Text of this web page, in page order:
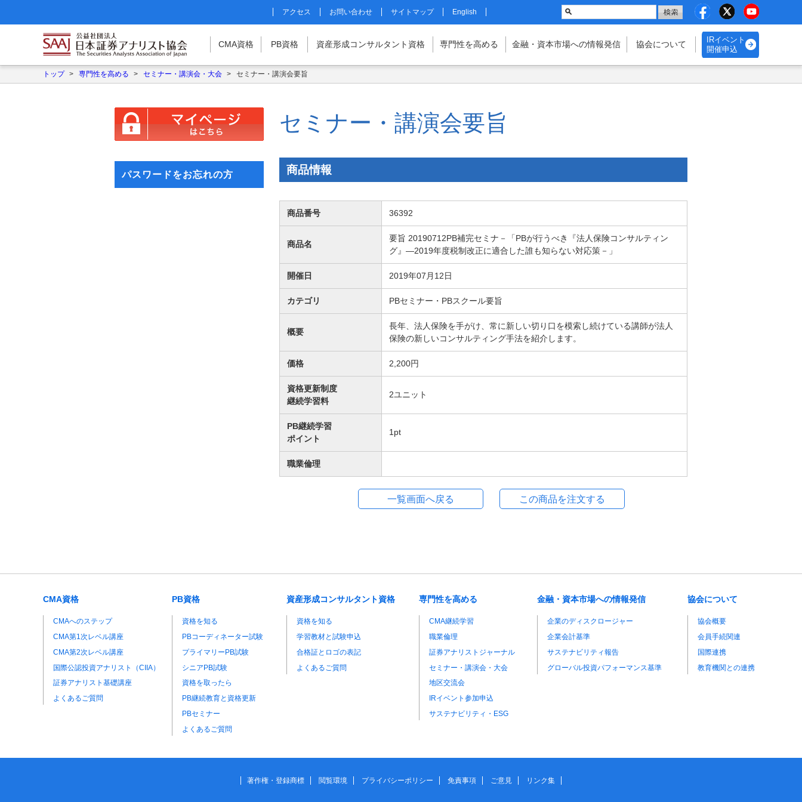
アクセス お問い合わせ サイトマップ English
CMA資格 PB資格 資産形成コンサルタント 資格 専門性を高める 金融・資本市場への情報発信 協会について
IRイベント
開催申込
トップ > 専門性を高める > セミナー・講演会・大会 > セミナー・講演会要旨
セミナー・講演会要旨
商品情報
商品番号 36392
商品名
要旨 20190712PB補完セミナ－「PBが行うべき『法人保険コンサルティン
グ』―2019年度税制改正に適合した誰も知らない対応策－」
開催日 2019年07月12日
カテゴリ PBセミナー・PBスクール要旨
概要
長年、法人保険を手がけ、常に新しい切り口を模索し続けている講師が法人
保険の新しいコンサルティング手法を紹介します。
価格 2,200円
資格更新制度
継続学習料
2ユニット
PB継続学習
ポイント
1 pt
職業倫理
マイページはこちら
パスワードをお忘れの方
CMA資格
CMAへのステップ
CMA第1次レベル講座
CMA第2次レベル講座
国際公認投資アナリスト（CIIA）
証券アナリスト基礎講座
よくあるご質問
PB資格
資格を知る
PBコーディネーター試験
プライマリーPB試験
シニアPB試験
資格を取ったら
PB継続教育と資格更新
PBセミナー
よくあるご質問
資産形成コンサルタント資格
資格を知る
学習教材と試験申込
合格証とロゴの表記
よくあるご質問
専門性を高める
CMA継続学習
職業倫理
証券アナリストジャーナル
セミナー・講演会・大会
地区交流会
IRイベント参加申込
サステナビリティ・ESG
金融・資本市場への情報発信
企業のディスクロージャー
企業会計基準
サステナビリティ報告
グローバル投資パフォーマンス基準
協会について
協会概要
会員手続関連
国際連携
教育機関との連携
著作権・登録商標 閲覧環境 プライバシーポリシー 免責事項 ご意見 リンク集